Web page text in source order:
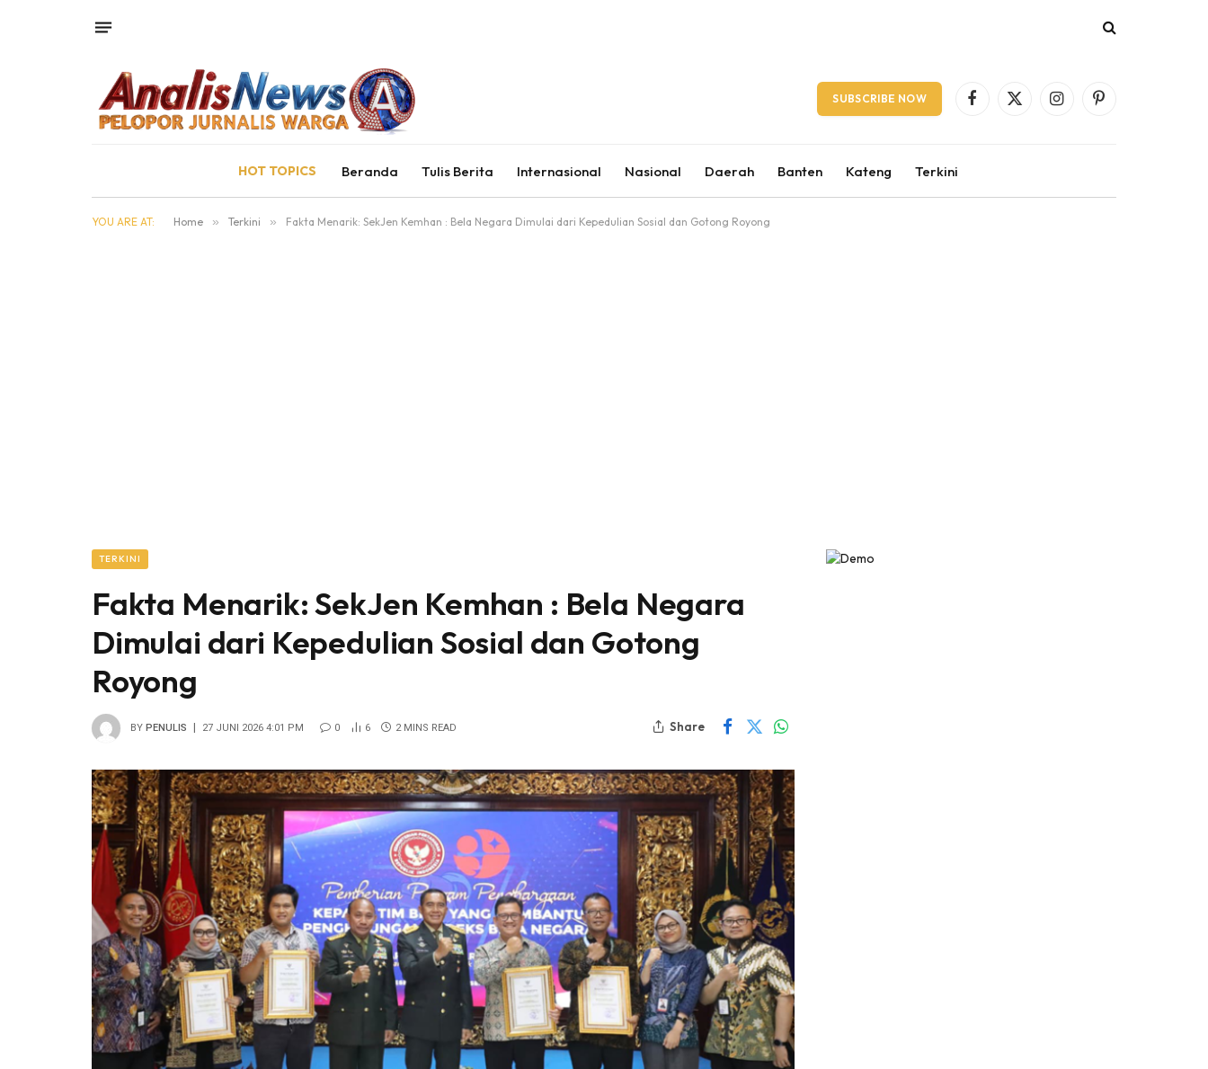
SUBSCRIBE NOW Facebook
X
InstagramPinterest
HOT TOPICS Beranda Tulis Berita Internasional Nasional Daerah Banten Kateng Terkini
YOU ARE AT: Home » Terkini » Fakta Menarik: SekJen Kemhan : Bela Negara Dimulai dari Kepedulian Sosial dan Gotong Royong
TERKINI
Fakta Menarik: SekJen Kemhan : Bela Negara
Dimulai dari Kepedulian Sosial dan Gotong
Royong
BY PENULIS 27 JUNI 2026 4:01 PM 0 6 2 MINS READ Share